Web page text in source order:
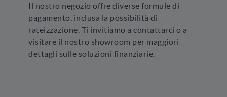
Il nostro negozio offre diverse formule di
pagamento, inclusa la possibilità di
rateizzazione. Ti invitiamo a contattarci o a
visitare il nostro showroom per maggiori
dettagli sulle soluzioni finanziarie.